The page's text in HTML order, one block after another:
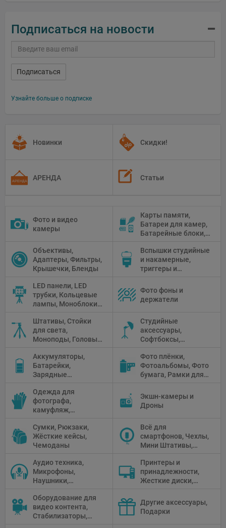
Подписаться на новости
Подписаться
Узнайте больше о подписке
Новинки Скидки!
АРЕНДА Статьи
Фото и видео
камеры
Карты памяти,
Батареи для камер,
Батарейные блоки,
Объективы,
Адаптеры, Фильтры,
Крышечки, Бленды
Вспышки студийные
и накамерные,
триггеры и
LED панели, LED
трубки, Кольцевые
лампы, Моноблоки,
Флуоресцентное и
галогенное
освещение
Фото фоны и
держатели
Штативы, Стойки
для света,
Моноподы, Головы
Студийные
аксессуары,
Софтбоксы,
Рефлекторы,
Отражатели,
Предметные
Аккумуляторы,
Батарейки,
Зарядные
питания, Солнечные
панели
Фото плёнки,
Фотоальбомы, Фото
бумага, Рамки для
камеры
Одежда для
фотографа,
камуфляж,
Экшн-камеры и
Дроны
Сумки, Рюкзаки,
Жёсткие кейсы,
Чемоданы
Всё для
смартфонов, Чехлы,
Мини Штативы,
Аудио техника,
Микрофоны,
Наушники,
микшеры, Кабели и
адаптеры
Принтеры и
принадлежности,
Жесткие диски,
Проекторы,
Графические
Планшеты, Бумага
Оборудование для
видео контента,
Стабилизаторы,
Другие аксессуары,
Подарки